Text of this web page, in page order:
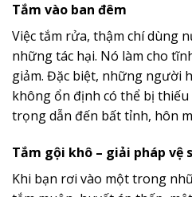
Tắm vào ban đêm
Việc tắm rửa, thậm chí dùng
những tác hại. Nó làm cho
giảm. Đặc biệt, những người
không ổn định có thể bị
trọng dẫn đến bất tỉnh, hôn
Tắm gội khô – giải pháp vệ
Khi bạn rơi vào một trong